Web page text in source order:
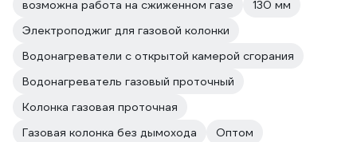
возможна работа на сжиженном газе
130 мм
Электроподжиг для газовой колонки
Водонагреватели с открытой камерой сгорания
Водонагреватель газовый проточный
Колонка газовая проточная
Газовая колонка без дымохода
Оптом